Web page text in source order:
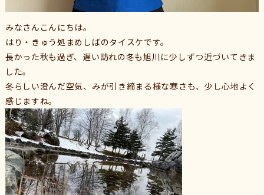
みなさんこんにちは。
はり・きゅう処まめしばのタイスケです。
長かった秋も過ぎ、遅い訪れの冬も旭川に少しずつ近づいてきま
した。
冬らしい澄んだ空気、みが引き締まる様な寒さも、少し心地よく
感じますね。